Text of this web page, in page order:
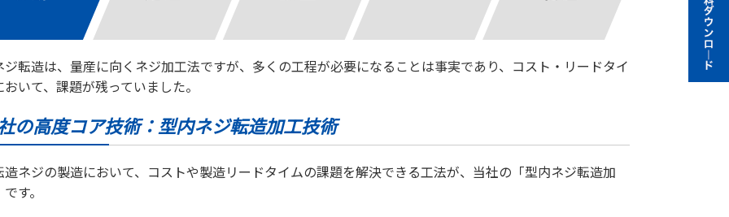
ジ転造は、量産に向くネジ加工法ですが、多くの工程が必要になることは事実であり、コスト・リードタイ
おいて、課題が残っていました。
の高度コア技術：型内ネジ転造加工技術
造ネジの製造において、コストや製造リードタイムの課題を解決できる工法が、当社の「型内ネジ転造加
す。